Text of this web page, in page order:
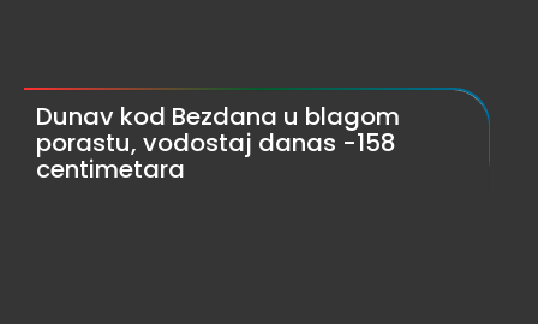
Dunav kod Bezdana u blagom
porastu, vodostaj danas -158
centimetara